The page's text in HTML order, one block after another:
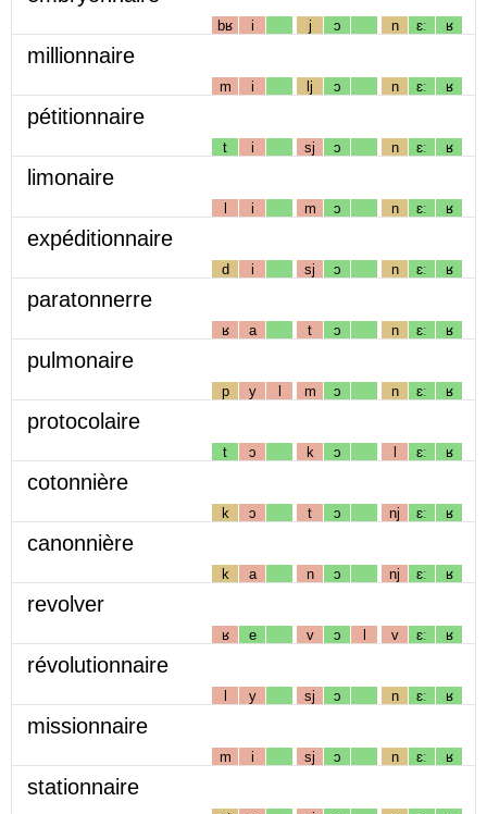
bʁ i j ɔ n ɛː ʁ
millionnaire
m i lj ɔ n ɛː ʁ
pétitionnaire
t i sj ɔ n ɛː ʁ
limonaire
l i m ɔ n ɛː ʁ
expéditionnaire
d i sj ɔ n ɛː ʁ
paratonnerre
ʁ a t ɔ n ɛː ʁ
pulmonaire
p y l m ɔ n ɛː ʁ
protocolaire
t ɔ k ɔ l ɛː ʁ
cotonnière
k ɔ t ɔ nj ɛː ʁ
canonnière
k a n ɔ nj ɛː ʁ
revolver
ʁ e v ɔ l v ɛː ʁ
révolutionnaire
l y sj ɔ n ɛː ʁ
missionnaire
m i sj ɔ n ɛː ʁ
stationnaire